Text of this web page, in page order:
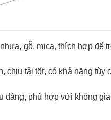
gỗ, mica, thích hợp để
chịu tải tốt, có khả năng tùy
dáng, phù hợp với không